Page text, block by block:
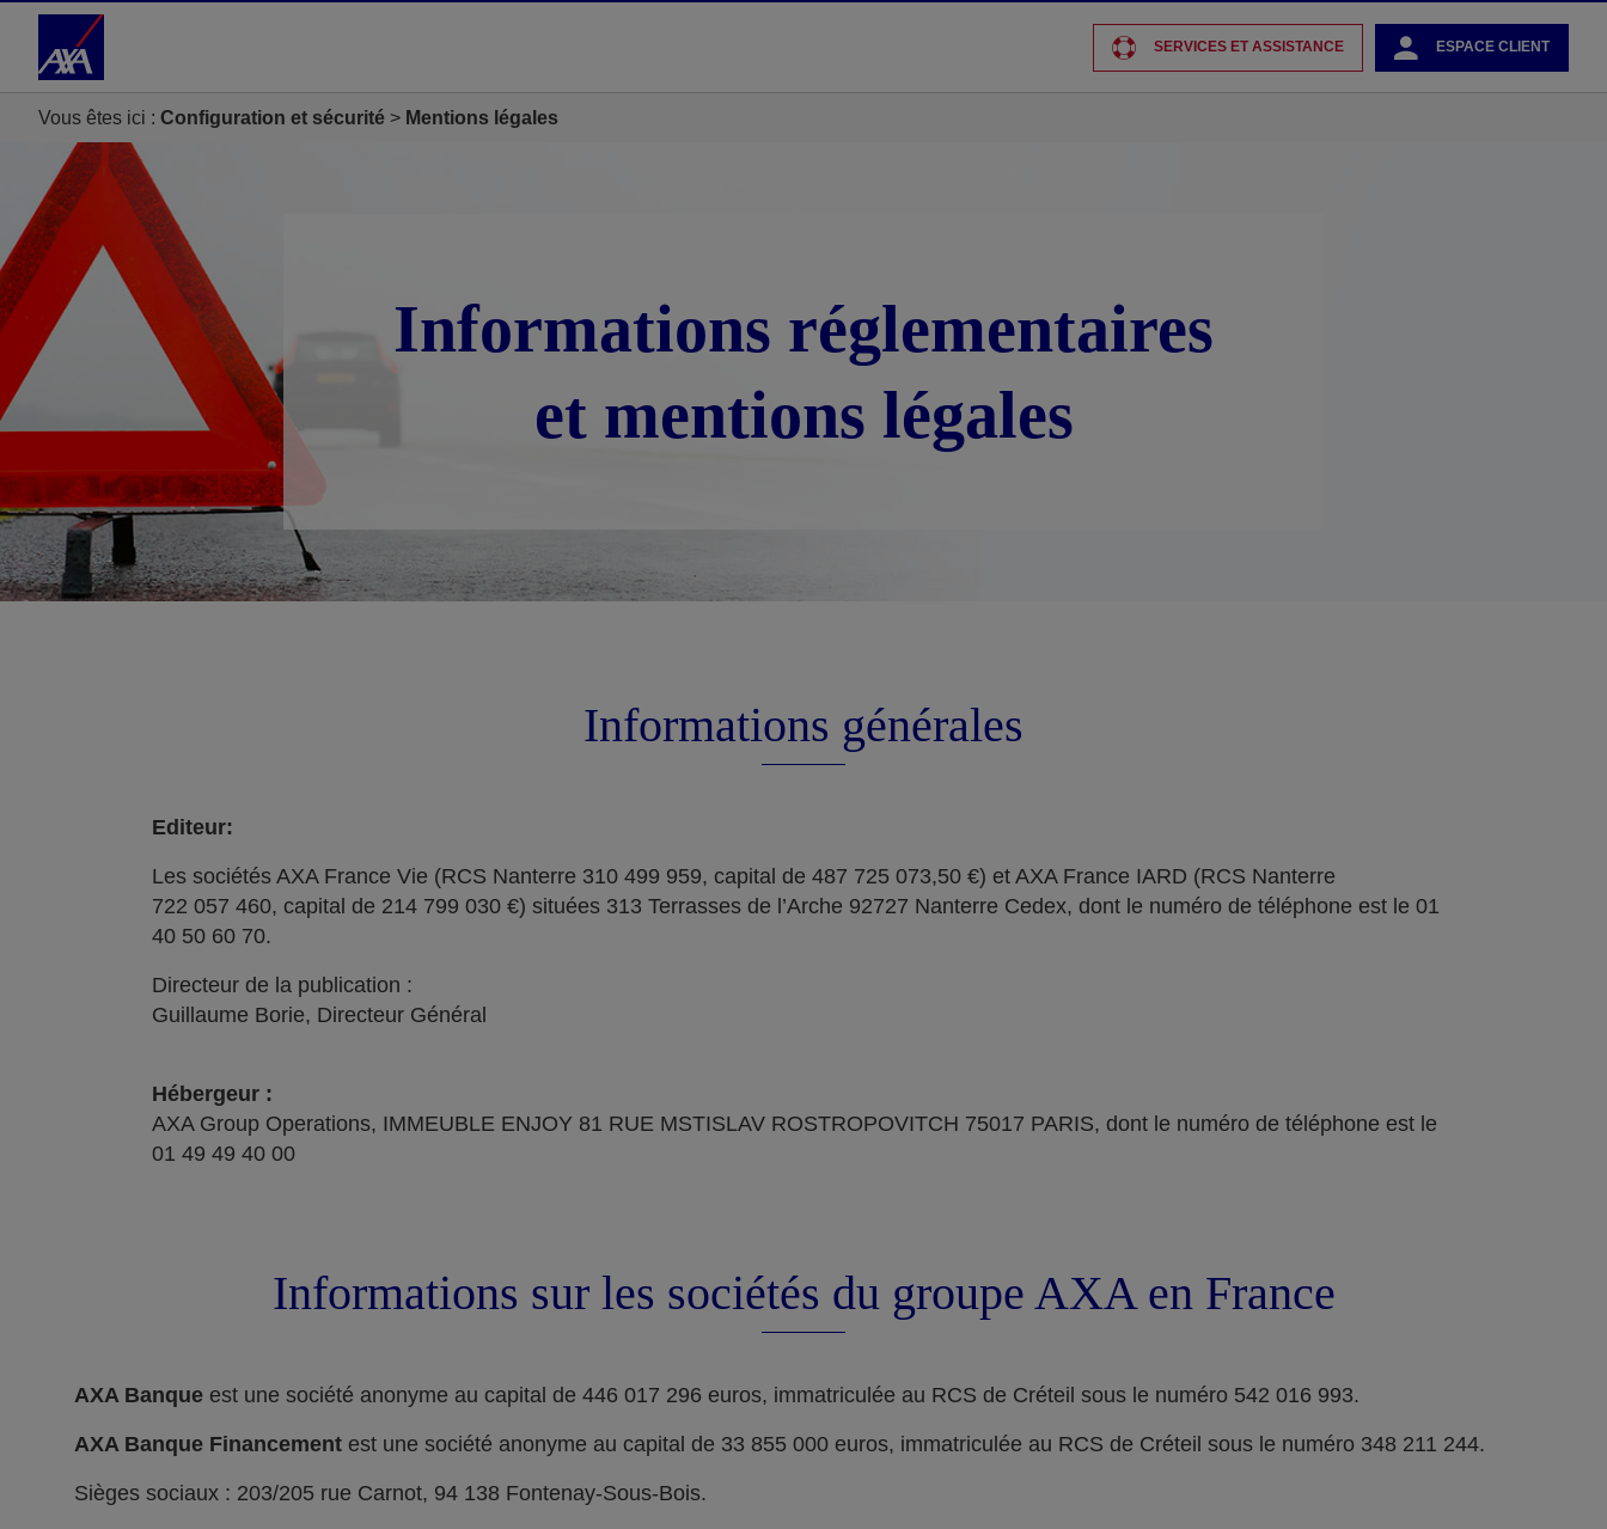
Accéder au Contenu
SERVICES ET ASSISTANCE ESPACE CLIENT
Vous êtes ici : Configuration et sécurité Mentions légales
Informations réglementaires
et mentions légales
Informations générales
Editeur:
Les sociétés AXA France Vie (RCS Nanterre 310 499 959, capital de 487 725 073,50 €) et AXA France IARD (RCS Nanterre
722 057 460, capital de 214 799 030 €) situées 313 Terrasses de l’Arche 92727 Nanterre Cedex, dont le numéro de téléphone est le 01
40 50 60 70.
Directeur de la publication :
Guillaume Borie, Directeur Général
Hébergeur :
AXA Group Operations, IMMEUBLE ENJOY 81 RUE MSTISLAV ROSTROPOVITCH 75017 PARIS, dont le numéro de téléphone est le
01 49 49 40 00
Informations sur les sociétés du groupe AXA en France
AXA Banque est une société anonyme au capital de 446 017 296 euros, immatriculée au RCS de Créteil sous le numéro 542 016 993.
AXA Banque Financement est une société anonyme au capital de 33 855 000 euros, immatriculée au RCS de Créteil sous le numéro 348 211 244.
Sièges sociaux : 203/205 rue Carnot, 94 138 Fontenay-Sous-Bois.